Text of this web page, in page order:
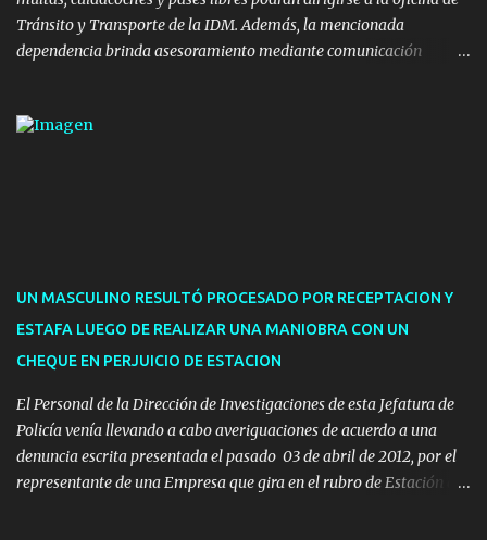
Tránsito y Transporte de la IDM. Además, la mencionada
dependencia brinda asesoramiento mediante comunicación
presencial comprende los siguientes trámites: Multas: devolución
1921(interno 1456). Cuidacoches: consultas a
1921(interno 1246). Transporte: consultas generales relacionadas a
Uber y Taxi, a través de transporte@maldonado.gub.uy, t...
UN MASCULINO RESULTÓ PROCESADO POR RECEPTACION Y
ESTAFA LUEGO DE REALIZAR UNA MANIOBRA CON UN
CHEQUE EN PERJUICIO DE ESTACION
El Personal de la Dirección de Investigaciones de esta Jefatura de
Policía venía llevando a cabo averiguaciones de acuerdo a una
denuncia escrita presentada el pasado 03 de abril de 2012, por el
representante de una Empresa que gira en el rubro de Estación de